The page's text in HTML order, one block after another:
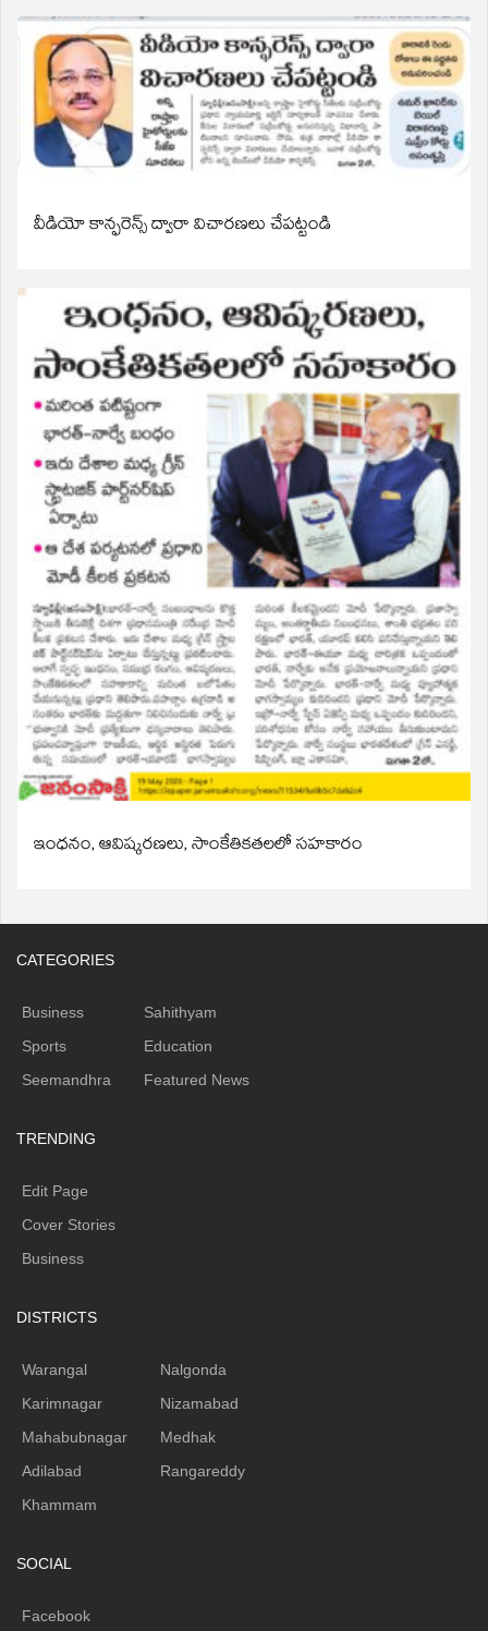
వీడియో కాన్ఫరెన్స్ ద్వారా విచారణలు చేపట్టండి
ఇంధనం, ఆవిష్కరణలు, సాంకేతికతలలో సహకారం
CATEGORIES
Business
Sports
Seemandhra
Sahithyam
Education
Featured News
TRENDING
Edit Page
Cover Stories
Business
DISTRICTS
Warangal
Karimnagar
Mahabubnagar
Adilabad
Khammam
Nalgonda
Nizamabad
Medhak
Rangareddy
SOCIAL
Facebook